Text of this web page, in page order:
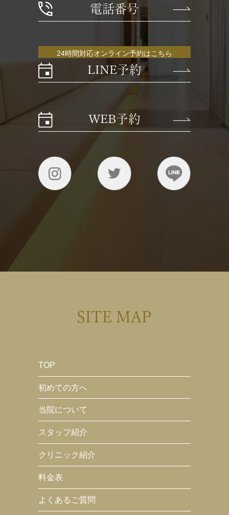
電話番号
24時間対応オンライン予約はこちら
LINE予約
WEB予約
SITE MAP
TOP
初めての方へ
当院について
スタッフ紹介
クリニック紹介
料金表
よくあるご質問